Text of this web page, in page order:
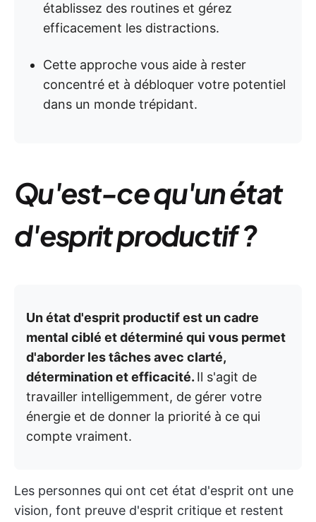
établissez des routines et gérez
efficacement les distractions.
Cette approche vous aide à rester
concentré et à débloquer votre potentiel
dans un monde trépidant.
Qu'est-ce qu'un état
d'esprit productif ?
Un état d'esprit productif est un cadre
mental ciblé et déterminé qui vous permet
d'aborder les tâches avec clarté,
détermination et efficacité. Il s'agit de
travailler intelligemment, de gérer votre
énergie et de donner la priorité à ce qui
compte vraiment.
Les personnes qui ont cet état d'esprit ont une
vision, font preuve d'esprit critique et restent